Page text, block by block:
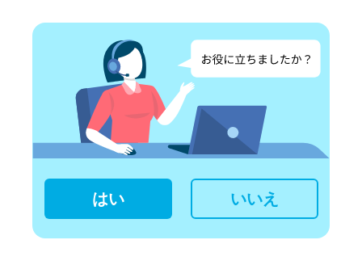
はい いいえ